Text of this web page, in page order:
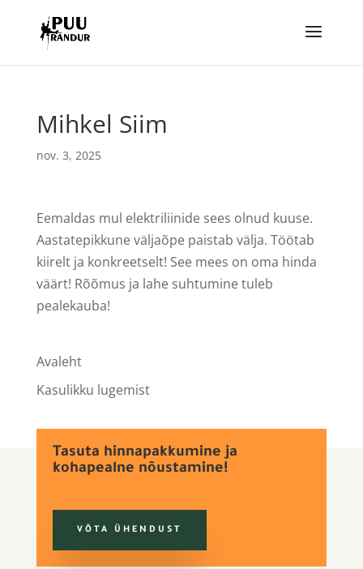
Mihkel Siim
nov. 3, 2025
Eemaldas mul elektriliinide sees olnud kuuse.
Aastatepikkune väljaõpe paistab välja. Töötab
kiirelt ja konkreetselt! See mees on oma hinda
väärt! Rõõmus ja lahe suhtumine tuleb
pealekauba!
Avaleht
Kasulikku lugemist
Tasuta hinnapakkumine ja
kohapealne nõustamine!
VÕTA ÜHENDUST